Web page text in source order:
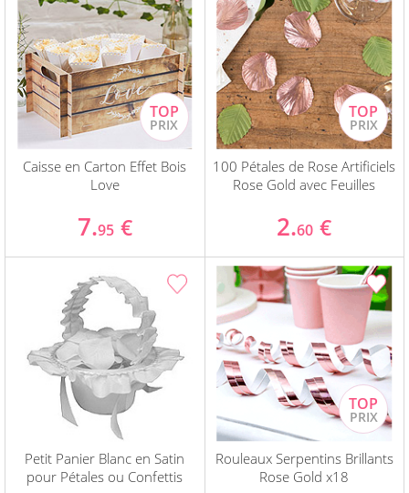
Caisse en Carton Effet Bois
Love
7.95 €
100 Pétales de Rose Artificiels
Rose Gold avec Feuilles
2.60 €
Petit Panier Blanc en Satin
pour Pétales ou Confettis
Rouleaux Serpentins Brillants
Rose Gold x18